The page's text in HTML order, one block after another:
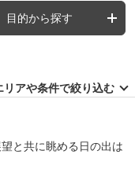
目的から探す
リアや条件で絞り込む
と共に眺める日の出は